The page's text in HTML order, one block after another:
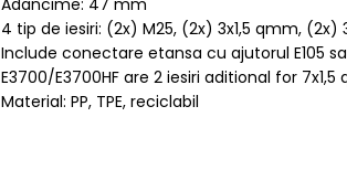
Adancime: 47 mm
4 tip de iesiri: (2x) M25, (2x) 3x1,5 qmm, (2x)
Include conectare etansa cu ajutorul E105
E3700/E3700HF are 2 iesiri aditional for
Material: PP, TPE, reciclabil